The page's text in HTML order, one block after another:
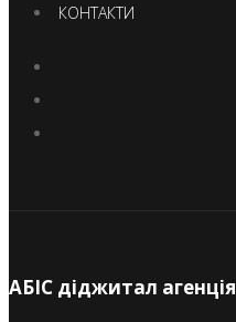
КОНТАКТИ
АБІС діджитал агенція